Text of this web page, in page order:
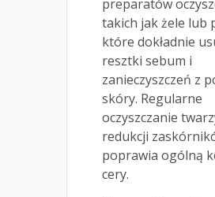
preparatów
takich jak żele lub
które dokładnie
resztki sebum i
zanieczyszczeń z
skóry. Regularne
oczyszczanie
redukcji
poprawia ogólną
cery.